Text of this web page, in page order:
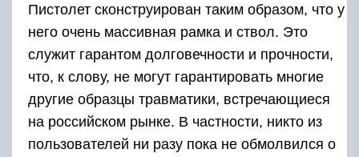
Пистолет сконструирован таким образом, что у
него очень массивная рамка и ствол. Это
служит гарантом долговечности и прочности,
что, к слову, не могут гарантировать многие
другие образцы травматики, встречающиеся
на российском рынке. В частности, никто из
пользователей ни разу пока не обмолвился о